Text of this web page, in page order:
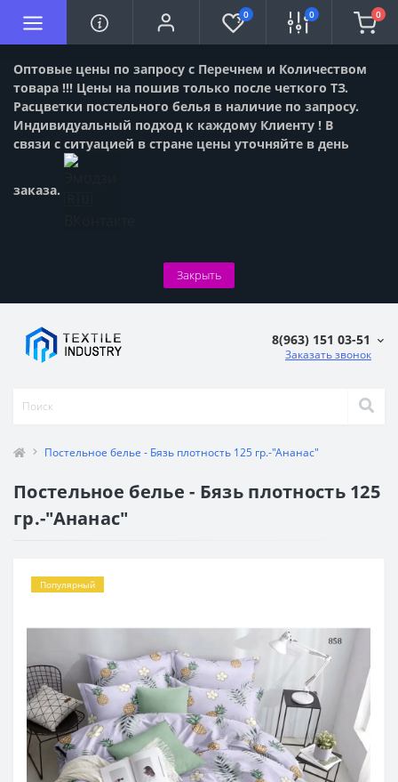
Оптовые цены по запросу с Перечнем и Количеством
товара !!! Цены на пошив только после четкого ТЗ.
Расцветки постельного белья в наличие по запросу.
Индивидуальный подход к каждому Клиенту ! В
связи с ситуацией в стране цены уточняйте в день
заказа.
Закрыть
0 0 0
8(963) 151 03-51
Заказать звонок
Постельное белье - Бязь плотность 125 гр.-"Ананас"
Постельное белье - Бязь плотность 125
гр.-"Ананас"
Популярный